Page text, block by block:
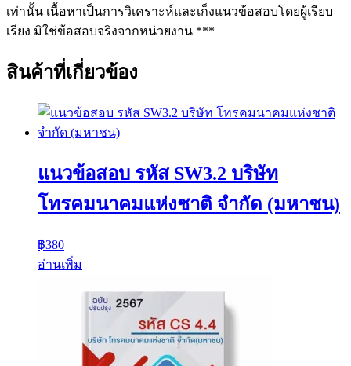
เท่านั้น เนื้อหาเป็นการวิเคราะห์และเก็งแนวข้อสอบโดยผู้เรียบ
เรียง มิใช่ข้อสอบจริงจากหน่วยงาน ***
สินค้าที่เกี่ยวข้อง
แนวข้อสอบ รหัส SW3.2 บริษัท
โทรคมนาคมแห่งชาติ จำกัด (มหาชน)
฿380
อ่านเพิ่ม